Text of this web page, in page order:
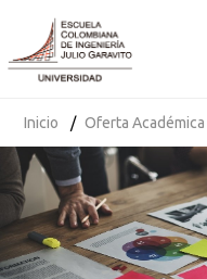
Inicio Oferta Académica